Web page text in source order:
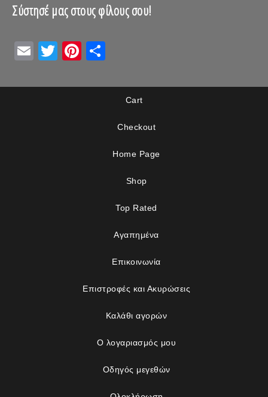
Σύστησέ μας στους φίλους σου!
EmailTwitterPinterest
Cart
Checkout
Home Page
Shop
Top Rated
Αγαπημένα
Επικοινωνία
Επιστροφές και Ακυρώσεις
Καλάθι αγορών
Ο λογαριασμός μου
Οδηγός μεγεθών